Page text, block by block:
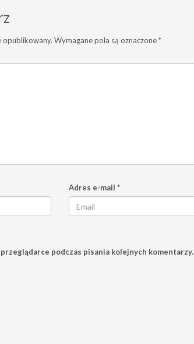
opublikowany. Wymagane pola są oznaczone*
Adres e-mail *
podczas pisania kolejnych komentarzy.